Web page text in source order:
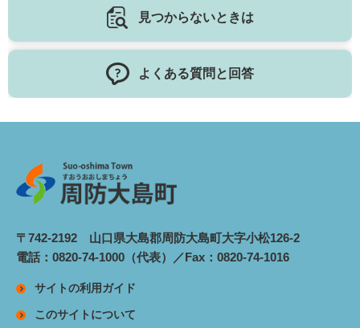
見つからないときは
よくある質問と回答
〒742-2192 山口県大島郡周防大島町大字小松126-2
電話：0820-74-1000（代表）／Fax：0820-74-1016
サイトの利用ガイド
このサイトについて